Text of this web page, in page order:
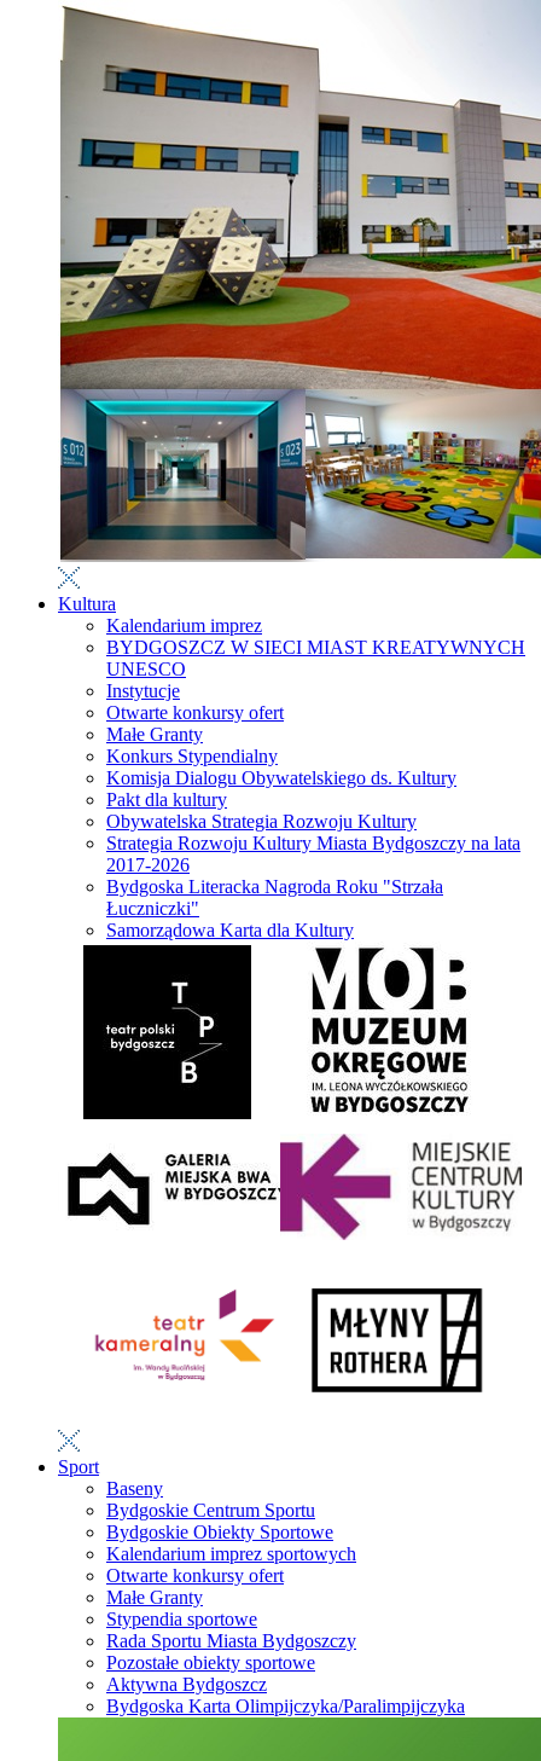
Kultura
Kalendarium imprez
BYDGOSZCZ W SIECI MIAST KREATYWNYCH
UNESCO
Instytucje
Otwarte konkursy ofert
Małe Granty
Konkurs Stypendialny
Komisja Dialogu Obywatelskiego ds. Kultury
Pakt dla kultury
Obywatelska Strategia Rozwoju Kultury
Strategia Rozwoju Kultury Miasta Bydgoszczy na lata
2017-2026
Bydgoska Literacka Nagroda Roku "Strzała
Łuczniczki"
Samorządowa Karta dla Kultury
Sport
Baseny
Bydgoskie Centrum Sportu
Bydgoskie Obiekty Sportowe
Kalendarium imprez sportowych
Otwarte konkursy ofert
Małe Granty
Stypendia sportowe
Rada Sportu Miasta Bydgoszczy
Pozostałe obiekty sportowe
Aktywna Bydgoszcz
Bydgoska Karta Olimpijczyka/Paralimpijczyka